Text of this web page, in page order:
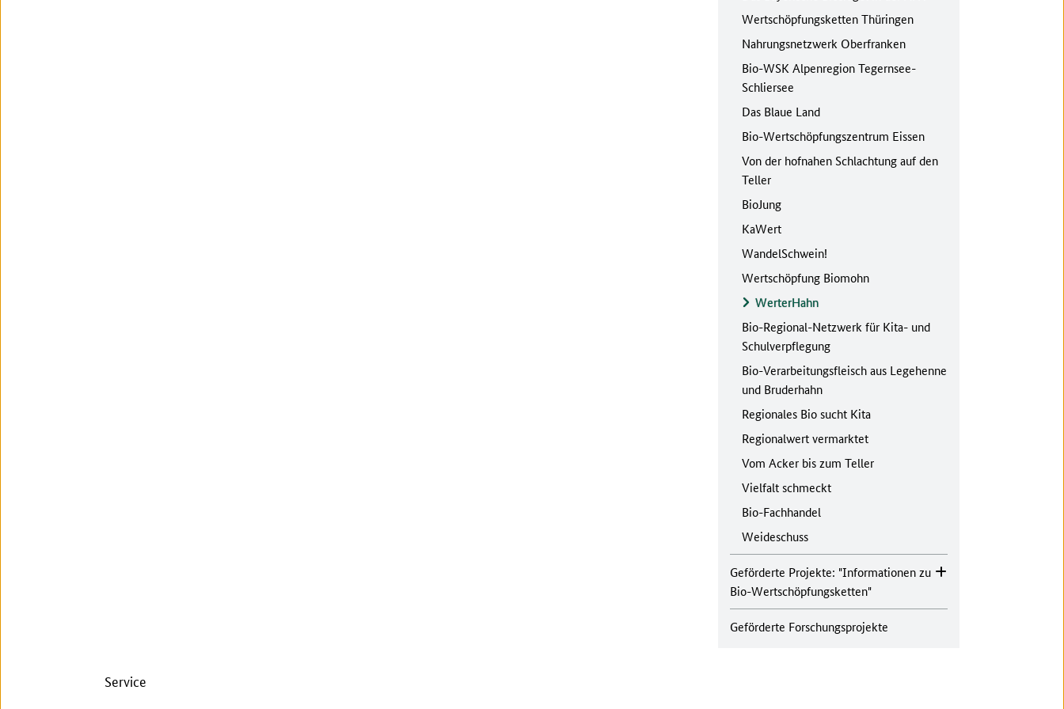
Wertschöpfungsketten Thüringen
Nahrungsnetzwerk Oberfranken
Bio-WSK Alpenregion Tegernsee-
Schliersee
Das Blaue Land
Bio-Wertschöpfungszentrum Eissen
Von der hofnahen Schlachtung auf den
Teller
BioJung
KaWert
WandelSchwein!
Wertschöpfung Biomohn
WerterHahn
Bio-Regional-Netzwerk für Kita- und
Schulverpflegung
Bio-Verarbeitungsfleisch aus Legehenne
und Bruderhahn
Regionales Bio sucht Kita
Regionalwert vermarktet
Vom Acker bis zum Teller
Vielfalt schmeckt
Bio-Fachhandel
Weideschuss
Geförderte Projekte: "Informationen zu
Bio-Wertschöpfungsketten"
Geförderte Forschungsprojekte
Service